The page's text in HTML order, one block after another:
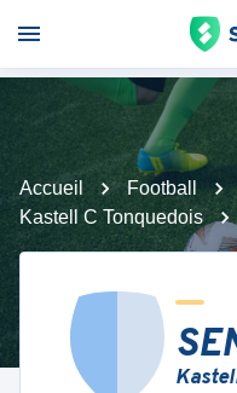
Accueil Football
Kastell C Tonquedois